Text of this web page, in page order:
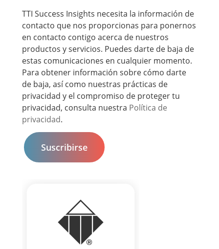
TTI Success Insights necesita la información de
contacto que nos proporcionas para ponernos
en contacto contigo acerca de nuestros
productos y servicios. Puedes darte de baja de
estas comunicaciones en cualquier momento.
Para obtener información sobre cómo darte
de baja, así como nuestras prácticas de
privacidad y el compromiso de proteger tu
privacidad, consulta nuestra Política de
privacidad.